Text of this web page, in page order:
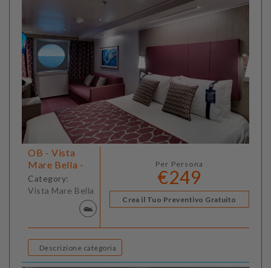
OB - Vista
Mare Bella -
Category:
Vista Mare Bella
Per Persona
€249
Crea il Tuo Preventivo Gratuito
Descrizione categoria